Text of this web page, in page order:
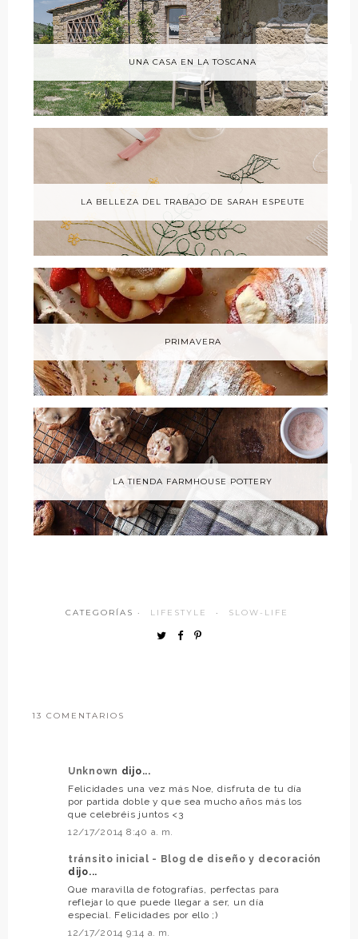
UNA CASA EN LA TOSCANA
LA BELLEZA DEL TRABAJO DE SARAH ESPEUTE
PRIMAVERA
LA TIENDA FARMHOUSE POTTERY
CATEGORÍAS · LIFESTYLE · SLOW-LIFE
13 COMENTARIOS
Unknown dijo...
Felicidades una vez más Noe, disfruta de tu día
por partida doble y que sea mucho años más los
que celebréis juntos <3
12/17/2014 8:40 a. m.
tránsito inicial - Blog de diseño y decoración
dijo...
Que maravilla de fotografías, perfectas para
reflejar lo que puede llegar a ser, un día
especial. Felicidades por ello ;)
12/17/2014 9:14 a. m.